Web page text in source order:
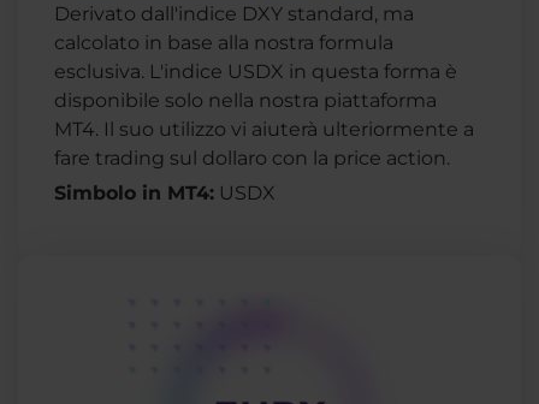
Derivato dall'indice DXY standard, ma
calcolato in base alla nostra formula
esclusiva. L'indice USDX in questa forma è
disponibile solo nella nostra piattaforma
MT4. Il suo utilizzo vi aiuterà ulteriormente a
fare trading sul dollaro con la price action.
Simbolo in MT4: USDX